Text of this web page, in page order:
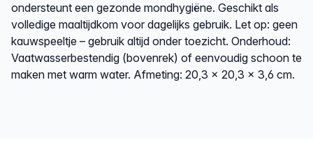
ondersteunt een gezonde mondhygiëne. Geschikt als
volledige maaltijdkom voor dagelijks gebruik. Let op: geen
kauwspeeltje – gebruik altijd onder toezicht. Onderhoud:
Vaatwasserbestendig (bovenrek) of eenvoudig schoon te
maken met warm water. Afmeting: 20,3 x 20,3 x 3,6 cm.